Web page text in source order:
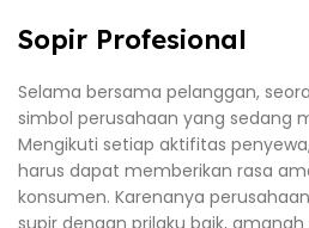
Sopir Profesional
Selama bersama pelanggan,
simbol perusahaan yang sedang
Mengikuti setiap aktifitas
harus dapat memberikan rasa
konsumen. Karenanya
supir dengan prilaku baik,